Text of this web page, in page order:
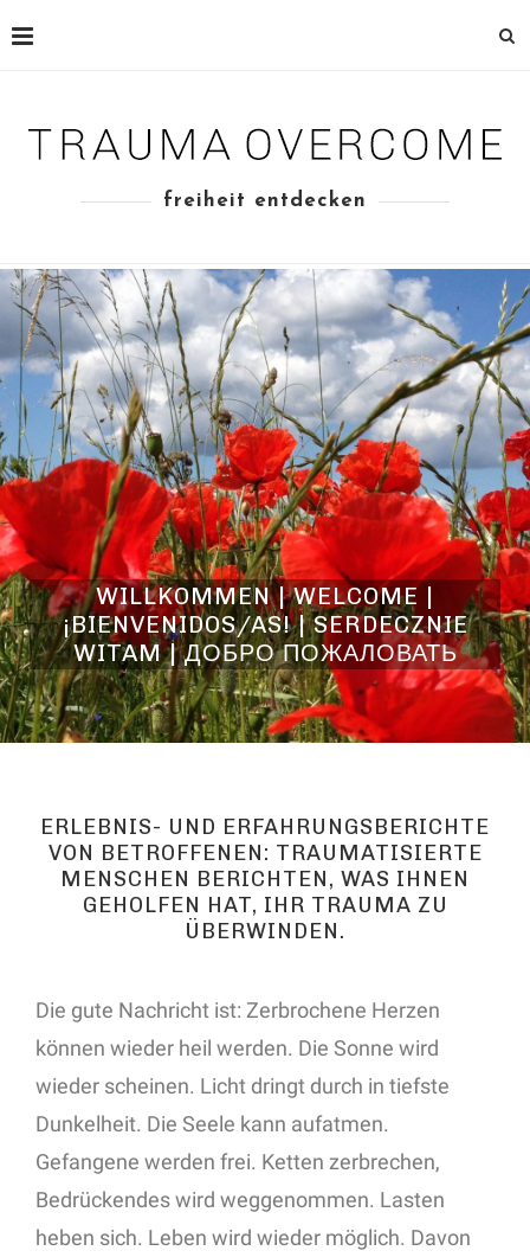
freiheit entdecken
WILLKOMMEN | WELCOME |
¡BIENVENIDOS/AS! | SERDECZNIE
WITAM | ДОБРО ПОЖАЛОВАТЬ
ERLEBNIS- UND ERFAHRUNGSBERICHTE
VON BETROFFENEN: TRAUMATISIERTE
MENSCHEN BERICHTEN, WAS IHNEN
GEHOLFEN HAT, IHR TRAUMA ZU
ÜBERWINDEN.
Die gute Nachricht ist: Zerbrochene Herzen
können wieder heil werden. Die Sonne wird
wieder scheinen. Licht dringt durch in tiefste
Dunkelheit. Die Seele kann aufatmen.
Gefangene werden frei. Ketten zerbrechen,
Bedrückendes wird weggenommen. Lasten
heben sich. Leben wird wieder möglich. Davon